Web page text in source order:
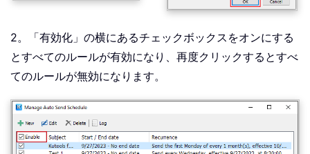
2。「有効化」の横にあるチェックボックスをオンにする
とすべてのルールが有効になり、再度クリックするとすべ
てのルールが無効になります。